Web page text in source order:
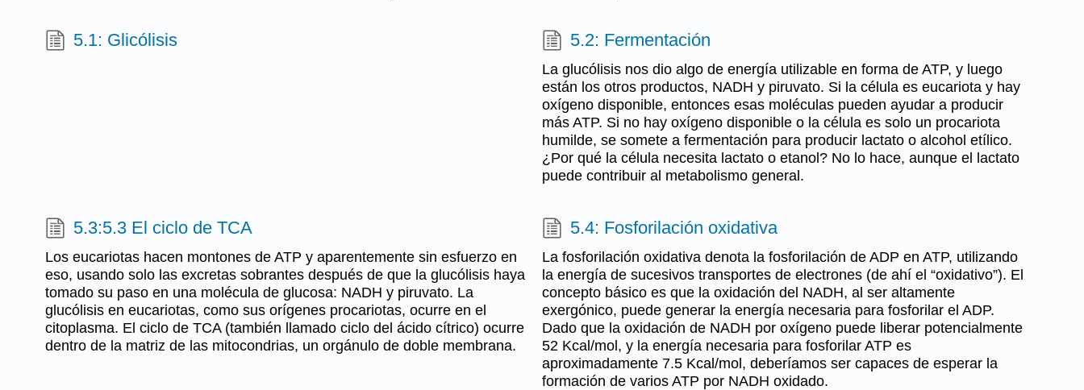
5.1: Glicólisis 5.2: Fermentación
La glucólisis nos dio algo de energía utilizable en forma de ATP, y luego
están los otros productos, NADH y piruvato. Si la célula es eucariota y hay
oxígeno disponible, entonces esas moléculas pueden ayudar a producir
más ATP. Si no hay oxígeno disponible o la célula es solo un procariota
humilde, se somete a fermentación para producir lactato o alcohol etílico.
¿Por qué la célula necesita lactato o etanol? No lo hace, aunque el lactato
puede contribuir al metabolismo general.
5.3:5.3 El ciclo de TCA
Los eucariotas hacen montones de ATP y aparentemente sin esfuerzo en
eso, usando solo las excretas sobrantes después de que la glucólisis haya
tomado su paso en una molécula de glucosa: NADH y piruvato. La
glucólisis en eucariotas, como sus orígenes procariotas, ocurre en el
citoplasma. El ciclo de TCA (también llamado ciclo del ácido cítrico) ocurre
dentro de la matriz de las mitocondrias, un orgánulo de doble membrana.
5.4: Fosforilación oxidativa
La fosforilación oxidativa denota la fosforilación de ADP en ATP, utilizando
la energía de sucesivos transportes de electrones (de ahí el “oxidativo”). El
concepto básico es que la oxidación del NADH, al ser altamente
exergónico, puede generar la energía necesaria para fosforilar el ADP.
Dado que la oxidación de NADH por oxígeno puede liberar potencialmente
52 Kcal/mol, y la energía necesaria para fosforilar ATP es
aproximadamente 7.5 Kcal/mol, deberíamos ser capaces de esperar la
formación de varios ATP por NADH oxidado.